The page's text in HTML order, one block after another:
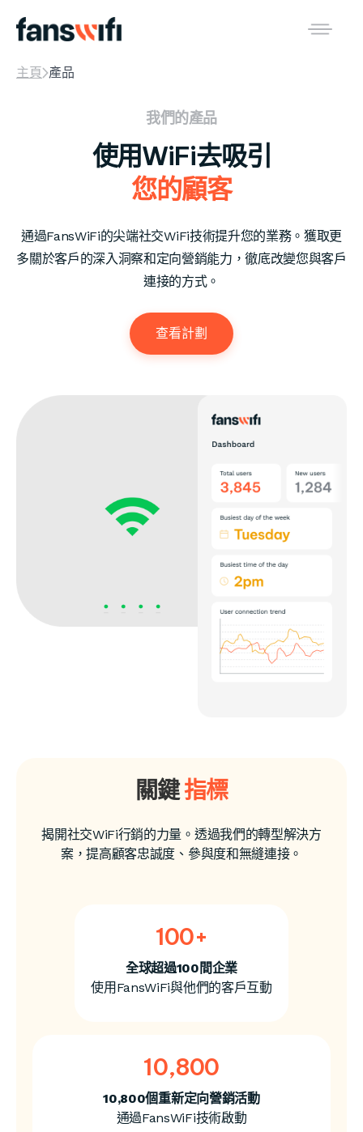
主頁 產品
我們的產品
使用WiFi去吸引
您的顧客
通過FansWiFi的尖端社交WiFi技術提升您的業務。獲取更
多關於客戶的深入洞察和定向營銷能力，徹底改變您與客戶
連接的方式。
查看計劃
關鍵指標
揭開社交WiFi行銷的力量。透過我們的轉型解決方
案，提高顧客忠誠度、參與度和無縫連接。
100+
全球超過100間企業
使用FansWiFi與他們的客戶互動
10,800
10,800個重新定向營銷活動
通過FansWiFi技術啟動